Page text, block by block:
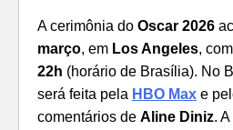
A cerimônia do Oscar 2026
março, em Los Angeles,
22h (horário de Brasília). No
será feita pela HBO Max e
comentários de Aline Diniz.